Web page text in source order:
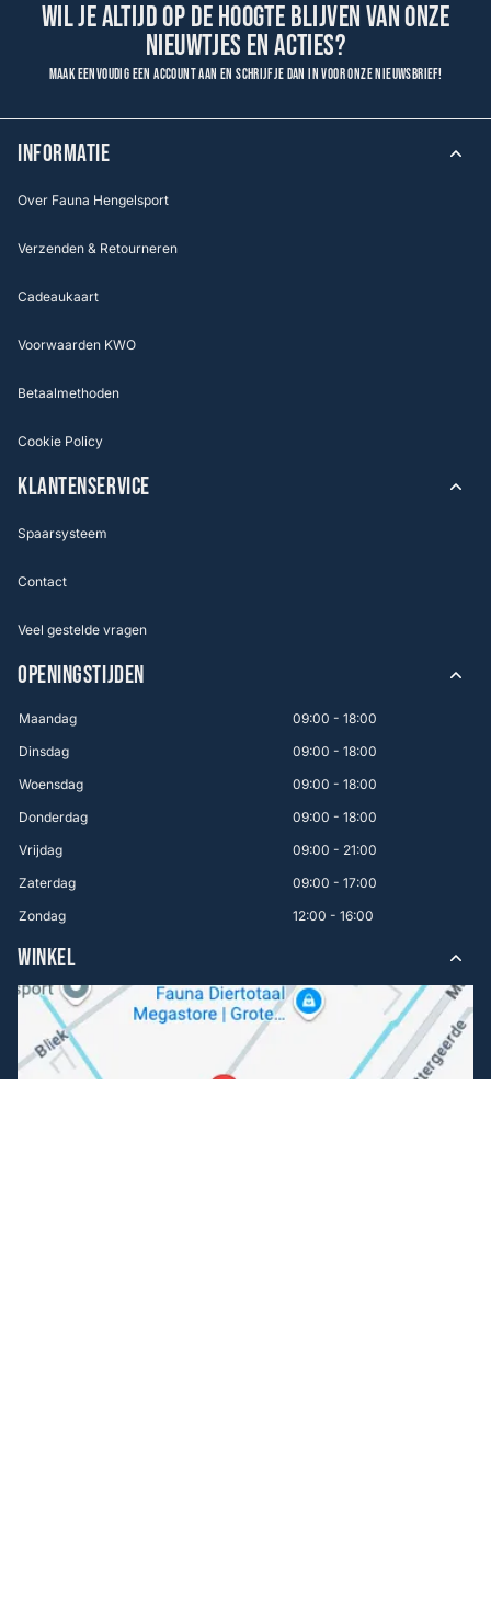
Wil je altijd op de hoogte blijven van onze
nieuwtjes en acties?
Maak eenvoudig een account aan en schrijf je dan in voor onze nieuwsbrief!
INFORMATIE
Over Fauna Hengelsport
Verzenden & Retourneren
Cadeaukaart
Voorwaarden KWO
Betaalmethoden
Cookie Policy
KLANTENSERVICE
Spaarsysteem
Contact
Veel gestelde vragen
OPENINGSTIJDEN
Maandag
09:00 - 18:00
Dinsdag
09:00 - 18:00
Woensdag
09:00 - 18:00
Donderdag
09:00 - 18:00
Vrijdag
09:00 - 21:00
Zaterdag
09:00 - 17:00
Zondag
12:00 - 16:00
WINKEL